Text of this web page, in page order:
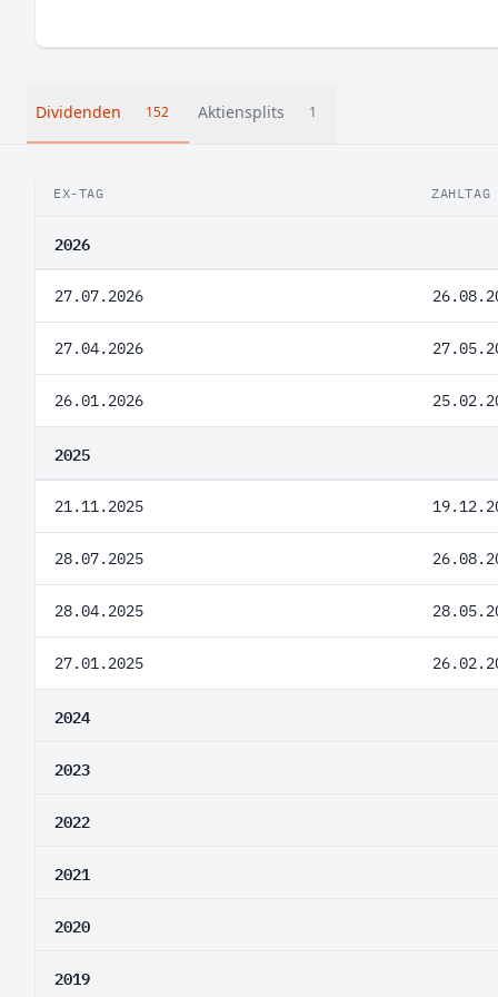
Dividenden 152 Aktiensplits 1
EX-TAG ZAHLTAG
2026
27.07.2026
27.04.2026
26.01.2026
2025
21.11.2025
28.07.2025
28.04.2025
27.01.2025
2024
2023
2022
2021
2020
2019